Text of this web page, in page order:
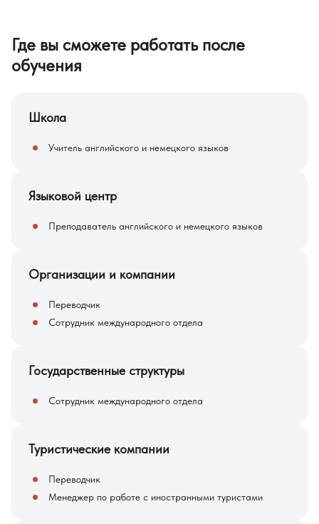
Где вы сможете работать после
обучения
Школа
Учитель английского и немецкого языков
Языковой центр
Преподаватель английского и немецкого языков
Организации и компании
Переводчик
Сотрудник международного отдела
Государственные структуры
Сотрудник международного отдела
Туристические компании
Переводчик
Менеджер по работе с иностранными туристами